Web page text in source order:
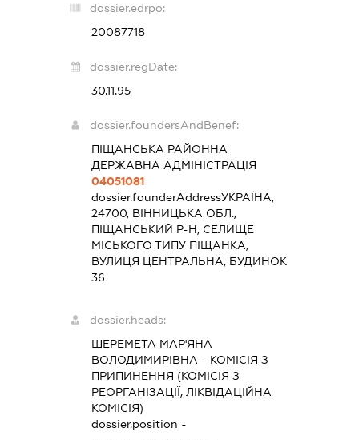
dossier.edrpo:
20087718
dossier.regDate:
30.11.95
dossier.foundersAndBenef:
ПІЩАНСЬКА РАЙОННА
ДЕРЖАВНА АДМІНІСТРАЦІЯ
04051081
dossier.founderAddressУКРАЇНА,
24700, ВІННИЦЬКА ОБЛ.,
ПІЩАНСЬКИЙ Р-Н, СЕЛИЩЕ
МІСЬКОГО ТИПУ ПІЩАНКА,
ВУЛИЦЯ ЦЕНТРАЛЬНА, БУДИНОК
36
dossier.heads:
ШЕРЕМЕТА МАР'ЯНА
ВОЛОДИМИРІВНА - КОМІСІЯ З
ПРИПИНЕННЯ (КОМІСІЯ З
РЕОРГАНІЗАЦІЇ, ЛІКВІДАЦІЙНА
КОМІСІЯ)
dossier.position -